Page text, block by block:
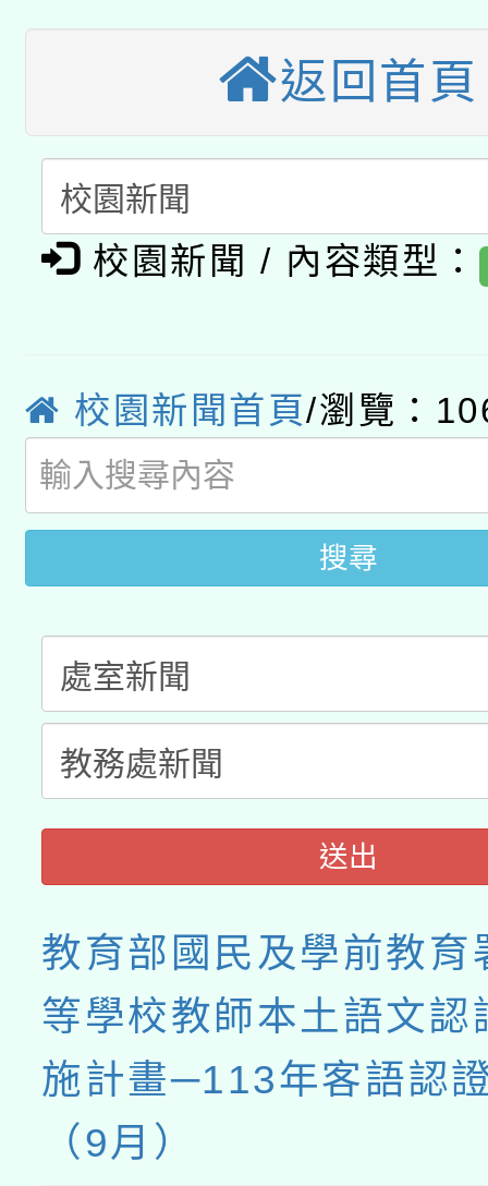
一案。
答一案
有關本府115年70歲以
人員健康講座「吃得安
心」，鼓勵退休同仁踴
案。
本校115學年度第2次
招甄選結果公告(無人
招)
適應運動共學行動站研
本館辦理115年度閱讀
暨閱讀推動專業研習
科技賦能─人工智慧
pilot」
有關大陸委員會函釋公
薪期間赴陸應申請許可
返回首頁
校園新聞 / 內容類型：
校園新聞首頁/瀏覽：
搜尋
送出
教育部國民及學前教育
等學校教師本土語文認
施計畫─113年客語認
（9月）